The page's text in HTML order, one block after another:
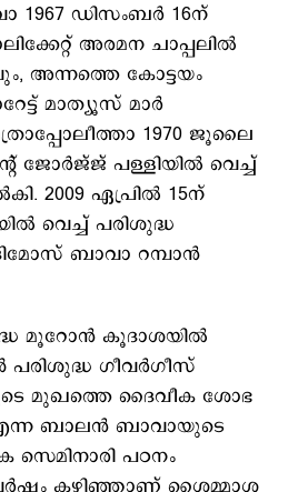
1967 ഡിസംബർ 16ന്
അരമന ചാപ്പലിൽ
അന്നത്തെ കോട്ടയം
മാത്യൂസ് മാർ
1970 ജൂലൈ
ജോർജ്ജ് പള്ളിയിൽ വെച്ച്
2009 ഏപ്രിൽ 15ന്
വെച്ച് പരിശുദ്ധ
ബാവാ റമ്പാൻ
മൂറോൻ കൂദാശയിൽ
​ഗീവർ​ഗീസ്
മുഖത്തെ ദൈവീക ശോഭ
ബാലൻ ബാവായുടെ
സെമിനാരി പഠനം
വർഷം കഴിഞ്ഞാണ് ശൈമ്മാശ